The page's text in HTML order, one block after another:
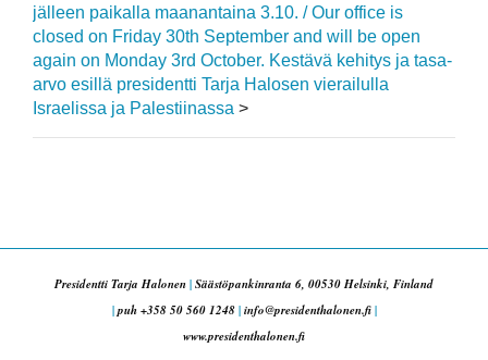
jälleen paikalla maanantaina 3.10. / Our office is
closed on Friday 30th September and will be open
again on Monday 3rd October. Kestävä kehitys ja tasa-
arvo esillä presidentti Tarja Halosen vierailulla
Israelissa ja Palestiinassa >
Presidentti Tarja Halonen|Säästöpankinranta 6, 00530 Helsinki, Finland
|puh +358 50 560 1248|info@presidenthalonen.fi|
www.presidenthalonen.fi